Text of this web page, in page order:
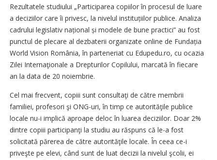
Rezultatele studiului „Participarea copiilor în procesul de luare
a deciziilor care îi privesc, la nivelul instituțiilor publice. Analiza
cadrului legislativ național și modele de bune practici” au fost
punctul de plecare al dezbaterii organizate online de Fundația
World Vision România, în parteneriat cu Edupe­du.ro, cu ocazia
Zilei Internaţionale a Drepturilor Copilului, marcată în fiecare
an la data de 20 noiembrie.
Cel mai frecvent, copiii sunt consultaţi de către membrii
familiei, profesori şi ONG-uri, în timp ce autorităţile publice
locale nu-i implică aproape deloc în luarea deciziilor. Doar 2%
dintre copiii participanţi la studiu au răspuns că le-a fost
solicitată părerea de către autorităţile locale. În ceea ce-i
priveşte pe elevi, când sunt de luat decizii la nivelul şcolii, ei